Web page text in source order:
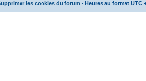
les cookies du forum • Heures au format UTC